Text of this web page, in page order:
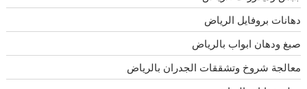
دهانات بروفايل الرياض
صبغ ودهان ابواب بالرياض
معالجة شروخ وتشققات الجدران بالرياض